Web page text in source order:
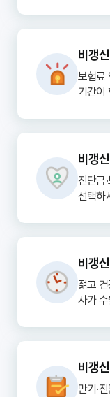
비갱
보험료
기간이
비갱
진단금
선택하
비갱
젊고
사가
비갱
만기·